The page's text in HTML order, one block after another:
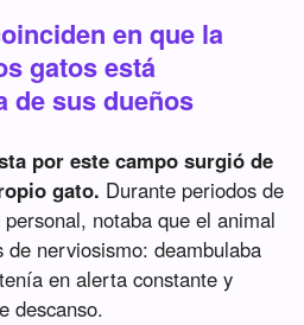
en que la
gatos está
de sus dueños
por este campo surgió de
gato. Durante periodos de
notaba que el animal
nerviosismo: deambulaba
en alerta constante y
descanso.